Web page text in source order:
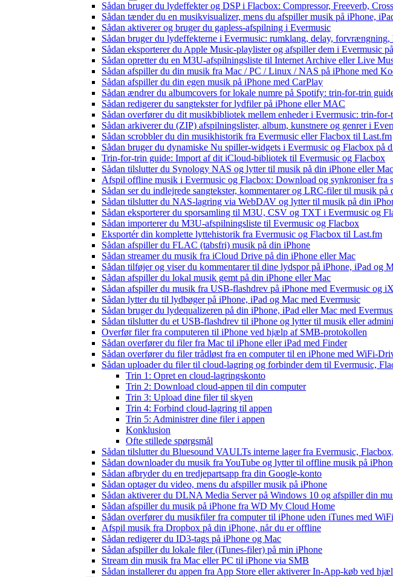
Sådan bruger du lydeffekter og DSP i Flacbox: Compressor, Freeverb,
Sådan tænder du en musikvisualizer, mens du afspiller musik på iPhone,
Sådan aktiverer og bruger du gapless-afspilning i Evermusic
Sådan bruger du lydeffekterne i Evermusic: rumklang, delay,
Sådan eksporterer du Apple Music-playlister og afspiller dem i Evermusic
Sådan opretter du en M3U-afspilningsliste til Internet Archive eller Live
Sådan afspiller du din musik fra Mac / PC / Linux / NAS på iPhone med
Sådan afspiller du din egen musik på iPhone med CarPlay
Sådan ændrer du albumcovers for lokale numre på Spotify: trin-for-trin
Sådan redigerer du sangtekster for lydfiler på iPhone eller MAC
Sådan overfører du dit musikbibliotek mellem enheder i Evermusic: trin-
Sådan arkiverer du (ZIP) afspilningslister, album, kunstnere og genrer i
Sådan scrobbler du din musikhistorik fra Evermusic eller Flacbox til Last.fm
Sådan bruger du dynamiske Nu spiller-widgets i Evermusic og Flacbox på
Trin-for-trin guide: Import af dit iCloud-bibliotek til Evermusic og Flacbox
Sådan tilslutter du Synology NAS og lytter til musik på din iPhone eller Mac
Afspil offline musik i Evermusic og Flacbox: Download og synkroniser fra
Sådan ser du indlejrede sangtekster, kommentarer og LRC-filer til musik på
Sådan tilslutter du NAS-lagring via WebDAV og lytter til musik på din
Sådan eksporterer du sporsamling til M3U, CSV og TXT i Evermusic og
Sådan importerer du M3U-afspilningsliste til Evermusic og Flacbox
Eksportér din komplette lyttehistorik fra Evermusic og Flacbox til Last.fm
Sådan afspiller du FLAC (tabsfri) musik på din iPhone
Sådan streamer du musik fra iCloud Drive på din iPhone eller Mac
Sådan tilføjer og viser du kommentarer til dine lydspor på iPhone, iPad og
Sådan afspiller du lokal musik gemt på din iPhone eller Mac
Sådan afspiller du musik fra USB-flashdrev på iPhone med Evermusic og
Sådan lytter du til lydbøger på iPhone, iPad og Mac med Evermusic
Sådan bruger du lydequalizeren på din iPhone, iPad eller Mac med
Sådan tilslutter du et USB-flashdrev til iPhone og lytter til musik eller
Overfør filer fra computeren til iPhone ved hjælp af SMB-protokollen
Sådan overfører du filer fra Mac til iPhone eller iPad med Finder
Sådan overfører du filer trådløst fra en computer til en iPhone med WiFi-
Sådan uploader du filer til cloud-lagring og forbinder dem til Evermusic,
Trin 1: Opret en cloud-lagringskonto
Trin 2: Download cloud-appen til din computer
Trin 3: Upload dine filer til skyen
Trin 4: Forbind cloud-lagring til appen
Trin 5: Administrer dine filer i appen
Konklusion
Ofte stillede spørgsmål
Sådan tilslutter du Bluesound VAULTs interne lager fra Evermusic,
Sådan downloader du musik fra YouTube og lytter til offline musik på
Sådan afbryder du en tredjepartsapp fra din Google-konto
Sådan optager du video, mens du afspiller musik på iPhone
Sådan aktiverer du DLNA Media Server på Windows 10 og afspiller din
Sådan afspiller du musik på iPhone fra WD My Cloud Home
Sådan overfører du musikfiler fra computer til iPhone uden iTunes med
Afspil musik fra Dropbox på din iPhone, når du er offline
Sådan redigerer du ID3-tags på iPhone og Mac
Sådan afspiller du lokale filer (iTunes-filer) på min iPhone
Stream din musik fra Mac eller PC til iPhone via SMB
Sådan installerer du appen fra App Store eller aktiverer In-App-køb ved